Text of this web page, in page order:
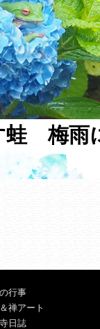
蛙 梅
行事
禅アート
日誌